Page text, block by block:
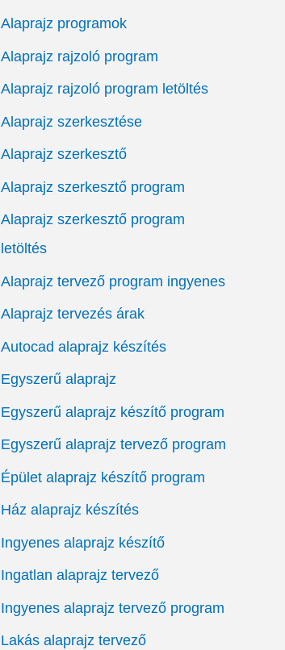
Alaprajz programok
Alaprajz rajzoló program
Alaprajz rajzoló program letöltés
Alaprajz szerkesztése
Alaprajz szerkesztő
Alaprajz szerkesztő program
Alaprajz szerkesztő program
letöltés
Alaprajz tervező program ingyenes
Alaprajz tervezés árak
Autocad alaprajz készítés
Egyszerű alaprajz
Egyszerű alaprajz készítő program
Egyszerű alaprajz tervező program
Épület alaprajz készítő program
Ház alaprajz készítés
Ingyenes alaprajz készítő
Ingatlan alaprajz tervező
Ingyenes alaprajz tervező program
Lakás alaprajz tervező